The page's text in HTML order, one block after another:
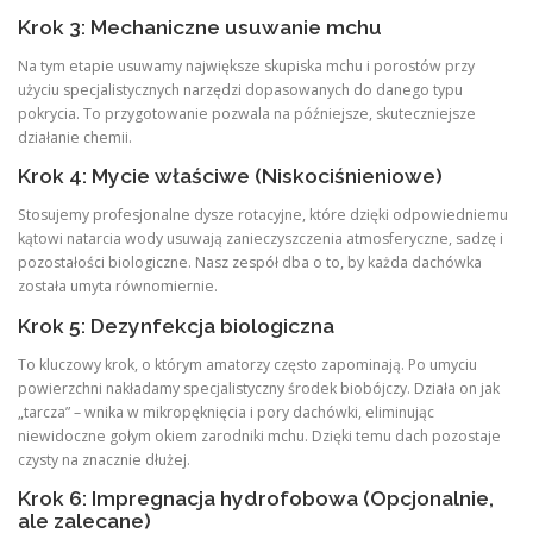
Krok 3: Mechaniczne usuwanie mchu
Na tym etapie usuwamy największe skupiska mchu i porostów przy
użyciu specjalistycznych narzędzi dopasowanych do danego typu
pokrycia. To przygotowanie pozwala na późniejsze, skuteczniejsze
działanie chemii.
Krok 4: Mycie właściwe (Niskociśnieniowe)
Stosujemy profesjonalne dysze rotacyjne, które dzięki odpowiedniemu
kątowi natarcia wody usuwają zanieczyszczenia atmosferyczne, sadzę i
pozostałości biologiczne. Nasz zespół dba o to, by każda dachówka
została umyta równomiernie.
Krok 5: Dezynfekcja biologiczna
To kluczowy krok, o którym amatorzy często zapominają. Po umyciu
powierzchni nakładamy specjalistyczny środek biobójczy. Działa on jak
„tarcza” – wnika w mikropęknięcia i pory dachówki, eliminując
niewidoczne gołym okiem zarodniki mchu. Dzięki temu dach pozostaje
czysty na znacznie dłużej.
Krok 6: Impregnacja hydrofobowa (Opcjonalnie,
ale zalecane)